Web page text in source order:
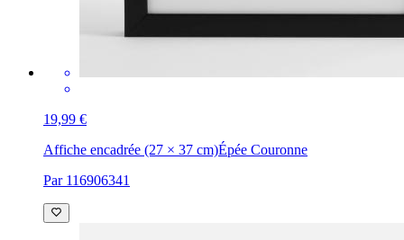
19,99 €
Affiche encadrée (27 × 37 cm)Épée Couronne
Par 116906341